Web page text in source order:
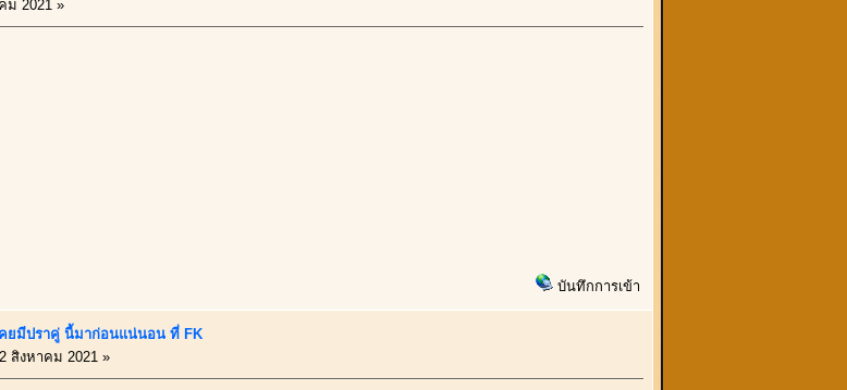
ม 2021 »
บันทึกการเข้า
ยมีปราคู่ นี้มาก่อนแน่นอน ที่ FK
สิงหาคม 2021 »